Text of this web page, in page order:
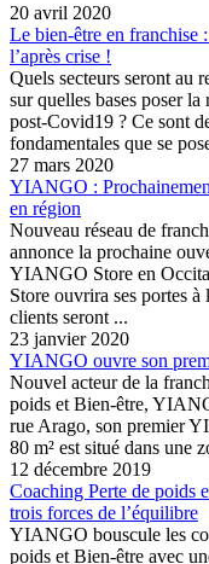
20 avril 2020
Le bien-être en franchise
l’après crise !
Quels secteurs seront au
sur quelles bases poser
post-Covid19 ? Ce sont
fondamentales que se
27 mars 2020
YIANGO :
en région
Nouveau réseau de
annonce la prochaine
YIANGO Store en
Store ouvrira ses portes
clients seront ...
23 janvier 2020
YIANGO ouvre son
Nouvel acteur de la
poids et Bien-être,
rue Arago, son premier
80 m² est situé dans une
12 décembre 2019
Coaching Perte de poids
trois forces de l’équilibre
YIANGO bouscule les
poids et Bien-être avec